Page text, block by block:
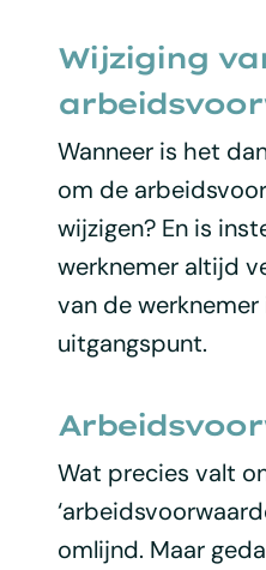
Wijziging
Wanneer is het
om de
wijzigen? En is
werknemer altijd
van de
uitgangspunt.
Wat precies valt
omlijnd. Maar